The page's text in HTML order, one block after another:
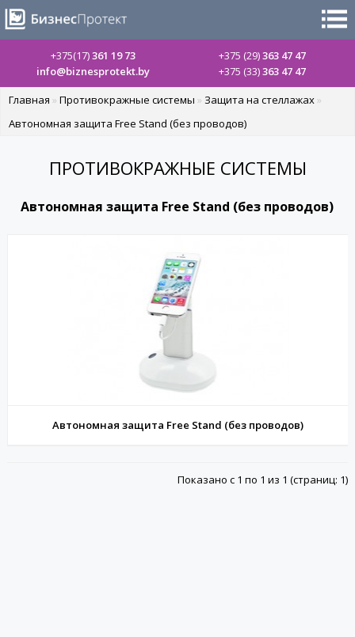
+375(17)361 19 73 +375 (29)363 47 47
info@biznesprotekt.by
+375 (33)363 47 47
Главная » Противокражные системы » Защита на стеллажах»
Автономная защита Free Stand (без проводов)
ПРОТИВОКРАЖНЫЕ СИСТЕМЫ
Автономная защита Free Stand (без проводов)
Автономная защита Free Stand (без проводов)
Показано с 1 по 1 из 1 (страниц: 1)